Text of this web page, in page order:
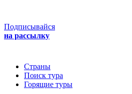
Подписывайся
на рассылку
Страны
Поиск тура
Горящие туры